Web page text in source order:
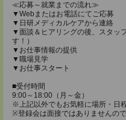
≪応募～就業までの流れ≫
▼Webまたはお電話にてご応募
▼日研メディカルケアから連絡
▼面談＆ヒアリングの後、スタッ
す！）
▼お仕事情報の提供
▼職場見学
▼お仕事スタート
■受付時間
9:00～18:00（月～金）
※上記以外でもお気軽に場所・日
※登録会は面接ではありませんの